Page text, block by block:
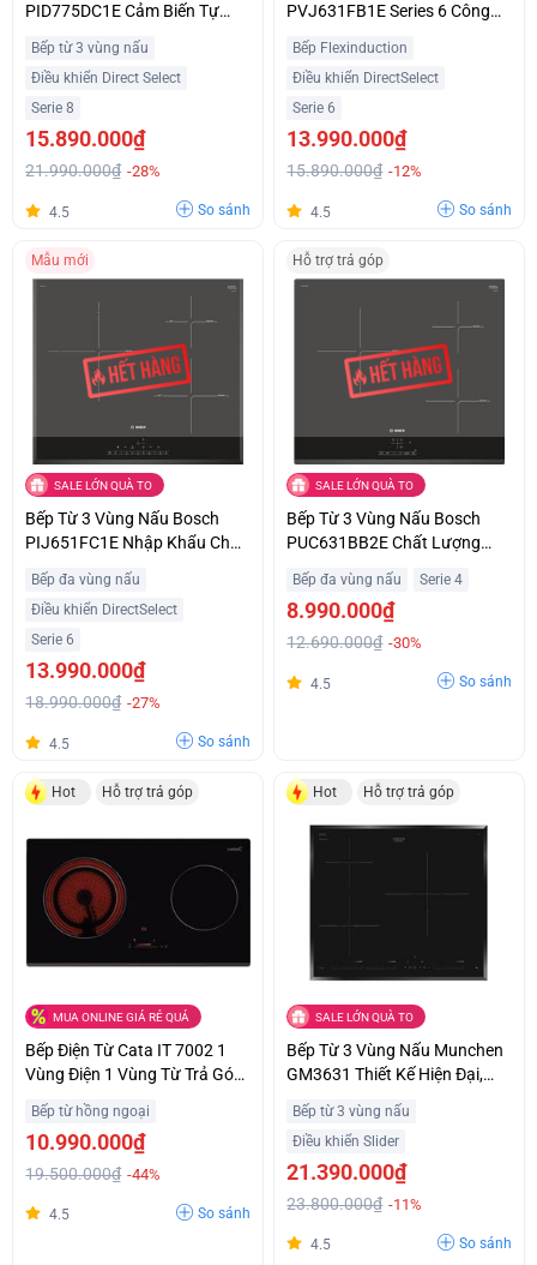
PID775DC1E Cảm Biến Tự
Động Hiện Đại Ưu Đãi Tốt
Bếp từ 3 vùng nấu
Điều khiển Direct Select
Serie 8
15.890.000₫
21.990.000₫ -28%
4.5 So sánh
PVJ631FB1E Series 6 Công
Suất 7400W Nhập Khẩu Châu
Âu
Bếp Flexinduction
Điều khiển DirectSelect
Serie 6
13.990.000₫
15.890.000₫ -12%
4.5 So sánh
Mẫu mới
SALE LỚN QUÀ TO
Bếp Từ 3 Vùng Nấu Bosch
PIJ651FC1E Nhập Khẩu Châu
Bếp đa vùng nấu
Điều khiển DirectSelect
Serie 6
13.990.000₫
18.990.000₫ -27%
4.5 So sánh
Hỗ trợ trả góp
SALE LỚN QUÀ TO
Bếp Từ 3 Vùng Nấu Bosch
PUC631BB2E Chất Lượng
Bếp đa vùng nấu Serie 4
8.990.000₫
12.690.000₫ -30%
4.5 So sánh
Hot Hỗ trợ trả góp
MUA ONLINE GIÁ RẺ QUÁ
Bếp Điện Từ Cata IT 7002 1
Vùng Điện 1 Vùng Từ Trả Góp
Bếp từ hồng ngoại
10.990.000₫
19.500.000₫ -44%
4.5 So sánh
Hot Hỗ trợ trả góp
SALE LỚN QUÀ TO
Bếp Từ 3 Vùng Nấu Munchen
GM3631 Thiết Kế Hiện Đại,
Bếp từ 3 vùng nấu
Điều khiển Slider
21.390.000₫
23.800.000₫ -11%
4.5 So sánh